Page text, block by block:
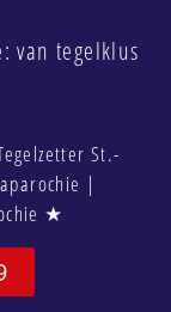
van tegelklus
St.-
|
★